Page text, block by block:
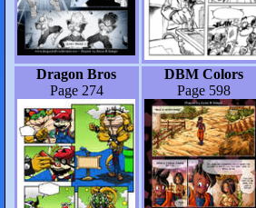
Dragon Bros
Page 274
DBM Colors
Page 598